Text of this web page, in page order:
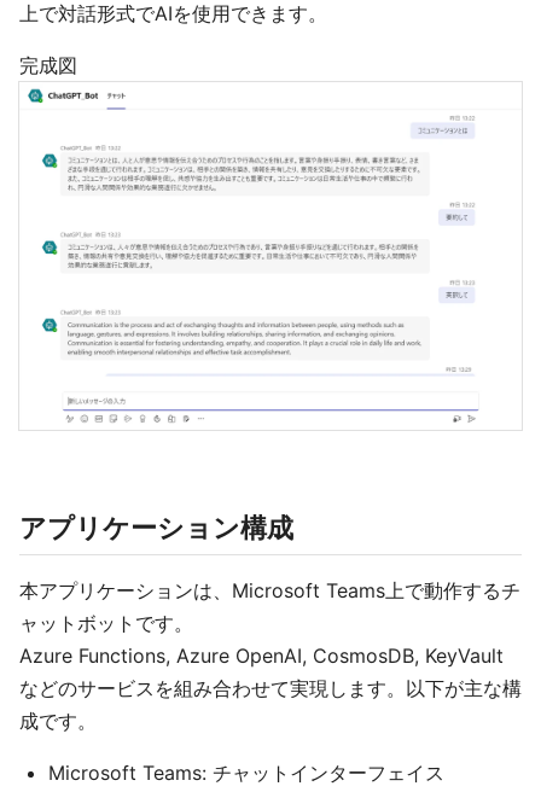
上で対話形式でAIを使用できます。
完成図
アプリケーション構成
本アプリケーションは、Microsoft Teams上で動作するチ
ャットボットです。
Azure Functions, Azure OpenAI, CosmosDB, KeyVault
などのサービスを組み合わせて実現します。以下が主な構
成です。
Microsoft Teams: チャットインターフェイス